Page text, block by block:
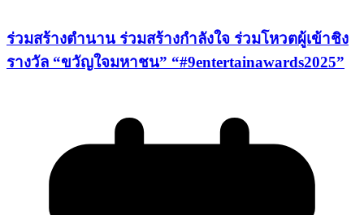
ร่วมสร้างตำนาน ร่วมสร้างกำลังใจ ร่วมโหวตผู้เข้าชิง
รางวัล “ขวัญใจมหาชน” “#9entertainawards2025”